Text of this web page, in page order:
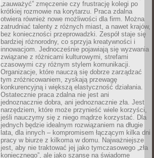
„zauważyć” zmęczenie czy frustrację kolegi po
krótkiej rozmowie na korytarzu. Praca zdalna
otwiera również nowe możliwości dla firm. Można
zatrudniać talenty z różnych miast, a nawet krajów,
bez konieczności przeprowadzki. Zespół staje się
bardziej różnorodny, co sprzyja kreatywności i
innowacjom. Jednocześnie pojawiają się wyzwania
związane z różnicami kulturowymi, strefami
czasowymi czy różnym stylem komunikacji.
Organizacje, które nauczą się dobrze zarządzać
tym zróżnicowaniem, zyskają przewagę
konkurencyjną i większą elastyczność działania.
Ostatecznie praca zdalna nie jest ani
jednoznacznie dobra, ani jednoznacznie zła. Jest
narzędziem, które może przynieść wiele korzyści,
jeśli nauczymy się z niego mądrze korzystać. Dla
jednych będzie idealnym rozwiązaniem na długie
lata, dla innych – kompromisem łączącym kilka dni
pracy w biurze z kilkoma w domu. Najważniejsze
jest, aby nie traktować jej jako tymczasowego „zła
koniecznego”, ale jako szansę na świadome